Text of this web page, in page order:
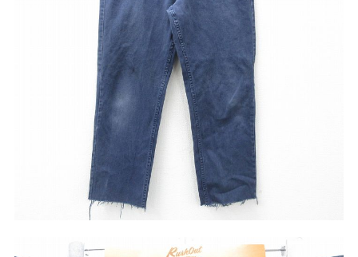
リーバイス ラッセル・アスレ
チック
カ行 サ行
ハ行 マ行
Search by Itemアイテムから探す
ジャケット スウェット
長袖シャツ 半袖シャツ Tシャツ